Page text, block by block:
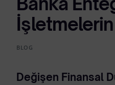
BLOG
Değişen Finansal